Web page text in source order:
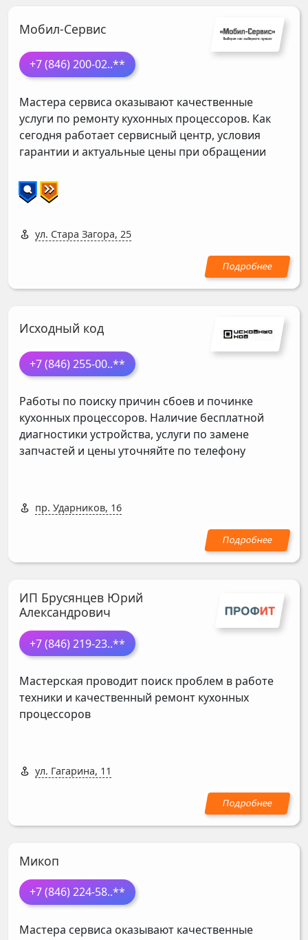
Мобил-Сервис
+7 (846) 200-02..**
Мастера сервиса оказывают качественные
услуги по ремонту кухонных процессоров. Как
сегодня работает сервисный центр, условия
гарантии и актуальные цены при обращении
ул. Стара Загора, 25
Исходный код
+7 (846) 255-00..**
Работы по поиску причин сбоев и починке
кухонных процессоров. Наличие бесплатной
диагностики устройства, услуги по замене
запчастей и цены уточняйте по телефону
пр. Ударников, 16
ИП Брусянцев Юрий
Александрович
+7 (846) 219-23..**
Мастерская проводит поиск проблем в работе
техники и качественный ремонт кухонных
процессоров
ул. Гагарина, 11
Микоп
+7 (846) 224-58..**
Мастера сервиса оказывают качественные